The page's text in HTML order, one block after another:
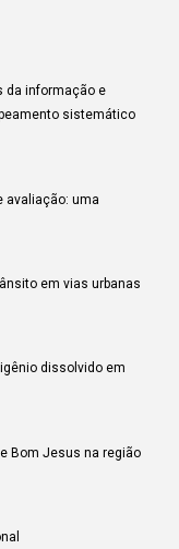
da informação e
sistemático
avaliação: uma
em vias urbanas
dissolvido em
Bom Jesus na região